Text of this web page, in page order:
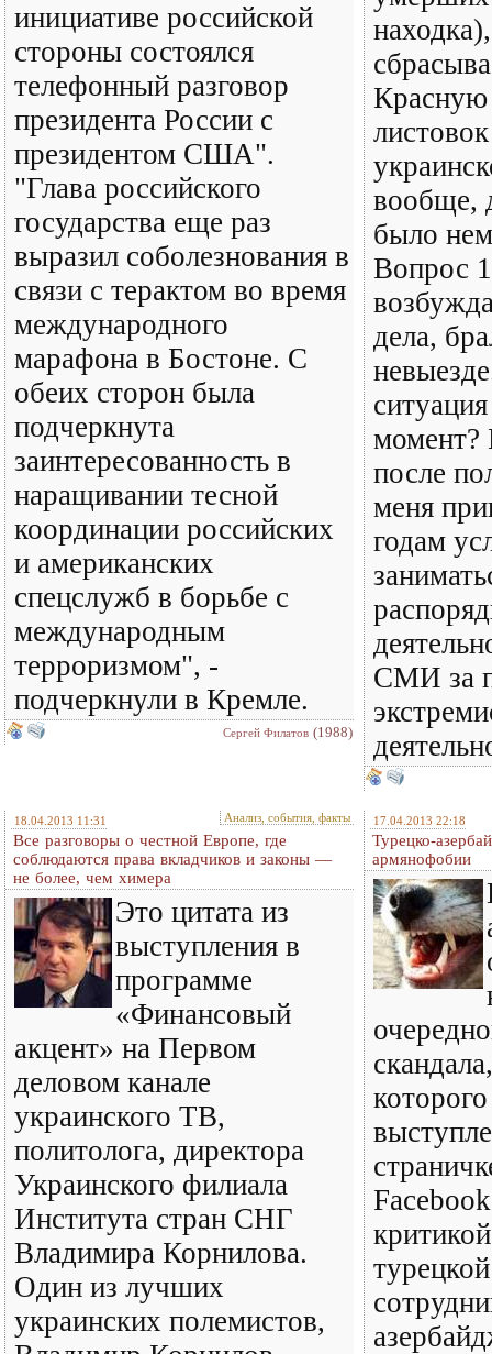
инициативе российской
стороны состоялся
телефонный разговор
президента России с
президентом США".
"Глава российского
государства еще раз
выразил соболезнования в
связи с терактом во время
международного
марафона в Бостоне. С
обеих сторон была
подчеркнута
заинтересованность в
наращивании тесной
координации российских
и американских
спецслужб в борьбе с
международным
терроризмом", -
подчеркнули в Кремле.
Сергей Филатов (1988)
вообще,
было
Вопрос
дела,
момент?
после
меня
годам
СМИ за
18.04.2013 11:31 Анализ, события, факты
Все разговоры о честной Европе, где
соблюдаются права вкладчиков и законы —
не более, чем химера
Это цитата из
выступления в
программе
«Финансовый
акцент» на Первом
деловом канале
украинского ТВ,
политолога, директора
Украинского филиала
Института стран СНГ
Владимира Корнилова.
Один из лучших
украинских полемистов,
17.04.2013 22:18
Турецко-
армянофобии